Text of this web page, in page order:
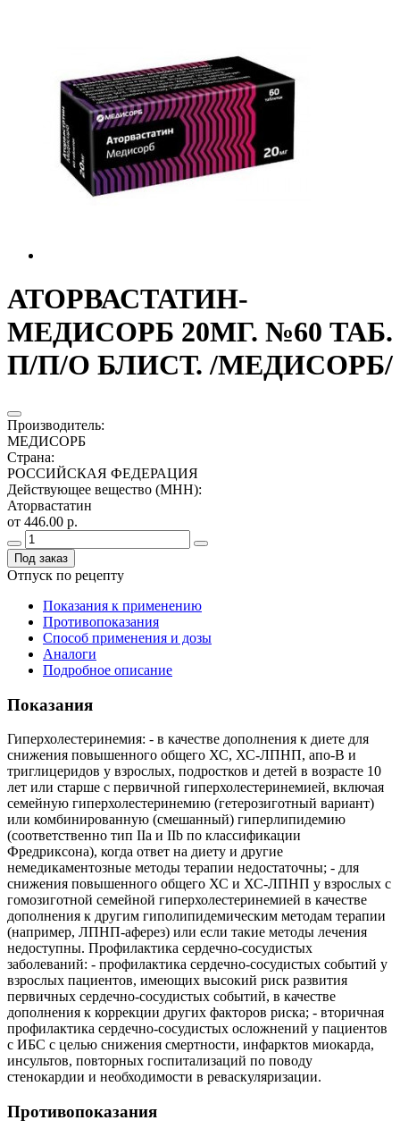
АТОРВАСТАТИН-
МЕДИСОРБ 20МГ. №60 ТАБ.
П/П/О БЛИСТ. /МЕДИСОРБ/
Производитель:
МЕДИСОРБ
Страна:
РОССИЙСКАЯ ФЕДЕРАЦИЯ
Действующее вещество (МНН):
Аторвастатин
от 446.00 р.
Под заказ
Отпуск по рецепту
Показания к применению
Противопоказания
Способ применения и дозы
Аналоги
Подробное описание
Показания
Гиперхолестеринемия: - в качестве дополнения к диете для
снижения повышенного общего ХС, ХС-ЛПНП, апо-В и
триглицеридов у взрослых, подростков и детей в возрасте 10
лет или старше с первичной гиперхолестеринемией, включая
семейную гиперхолестеринемию (гетерозиготный вариант)
или комбинированную (смешанный) гиперлипидемию
(соответственно тип IIa и IIb по классификации
Фредриксона), когда ответ на диету и другие
немедикаментозные методы терапии недостаточны; - для
снижения повышенного общего ХС и ХС-ЛПНП у взрослых с
гомозиготной семейной гиперхолестеринемией в качестве
дополнения к другим гиполипидемическим методам терапии
(например, ЛПНП-аферез) или если такие методы лечения
недоступны. Профилактика сердечно-сосудистых
заболеваний: - профилактика сердечно-сосудистых событий у
взрослых пациентов, имеющих высокий риск развития
первичных сердечно-сосудистых событий, в качестве
дополнения к коррекции других факторов риска; - вторичная
профилактика сердечно-сосудистых осложнений у пациентов
с ИБС с целью снижения смертности, инфарктов миокарда,
инсультов, повторных госпитализаций по поводу
стенокардии и необходимости в реваскуляризации.
Противопоказания